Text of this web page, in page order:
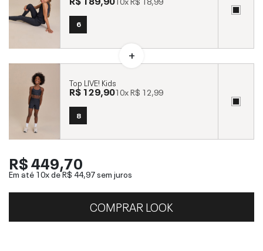
6
Top LIVE! Kids
R$ 129,9010xR$ 12,99
8
R$ 449,70
Em até 10x deR$ 44,97sem juros
COMPRAR LOOK